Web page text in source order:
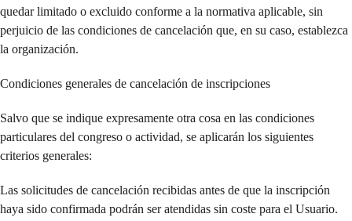
quedar limitado o excluido conforme a la normativa aplicable, sin
perjuicio de las condiciones de cancelación que, en su caso, establezca
la organización.
Condiciones generales de cancelación de inscripciones
Salvo que se indique expresamente otra cosa en las condiciones
particulares del congreso o actividad, se aplicarán los siguientes
criterios generales:
Las solicitudes de cancelación recibidas antes de que la inscripción
haya sido confirmada podrán ser atendidas sin coste para el Usuario.